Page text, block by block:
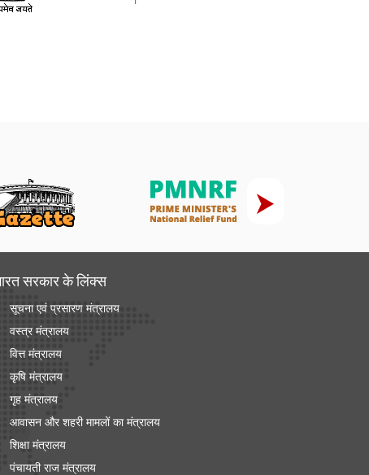
सरकार के लिंक्‍स
सूचना एवं प्रसारण मंत्रालय
वस्त्र मंत्रालय
वित्त मंत्रालय
कृषि मंत्रालय
गृह मंत्रालय
आवासन और शहरी मामलों का मंत्रालय
शिक्षा मंत्रालय
पंचायती राज मंत्रालय